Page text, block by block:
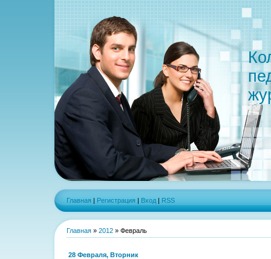
Главная | Регистрация | Вход | RSS
Главная » 2012 » Февраль
28 Февраля, Вторник